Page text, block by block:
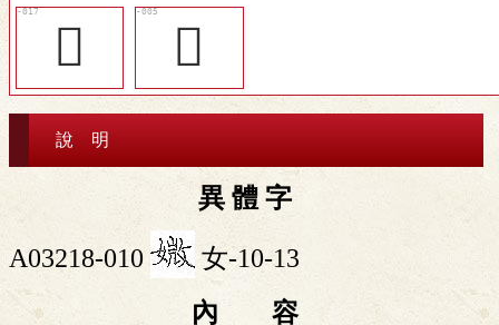
󴥁
󴤹
說 明
異 體 字
A03218-010
女-10-13
內 容